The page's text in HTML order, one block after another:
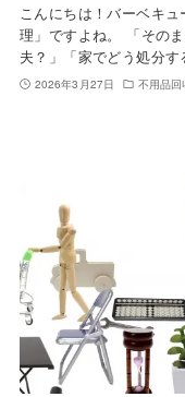
こんにちは！バーベキ
理」ですよね。 「その
夫？」「家でどう処分
2026年3月27日 不用品回